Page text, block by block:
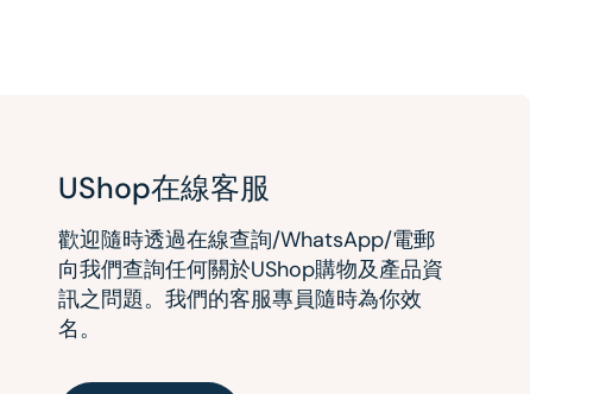
UShop在線客服
歡迎隨時透過在線查詢/WhatsApp/電郵
向我們查詢任何關於UShop購物及產品資
訊之問題。我們的客服專員隨時為你效
名。